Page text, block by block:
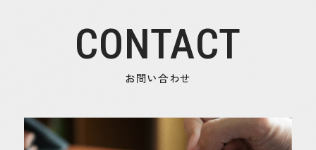
CONTACT
お問い合わせ